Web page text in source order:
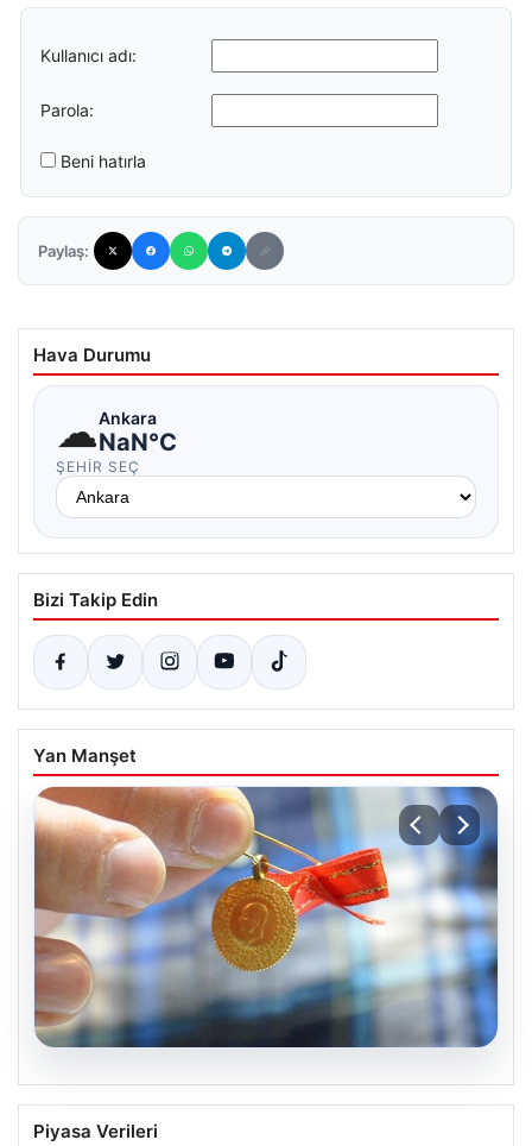
Kullanıcı adı:
Parola:
Beni hatırla
Paylaş:
Hava Durumu
☁Ankara
NaN°C
ŞEHIR SEÇ
Bizi Takip Edin
Yan Manşet
05.08.2026
Altın fiyatları canlı 8 Nisan 2026: Altın
Piyasa Verileri